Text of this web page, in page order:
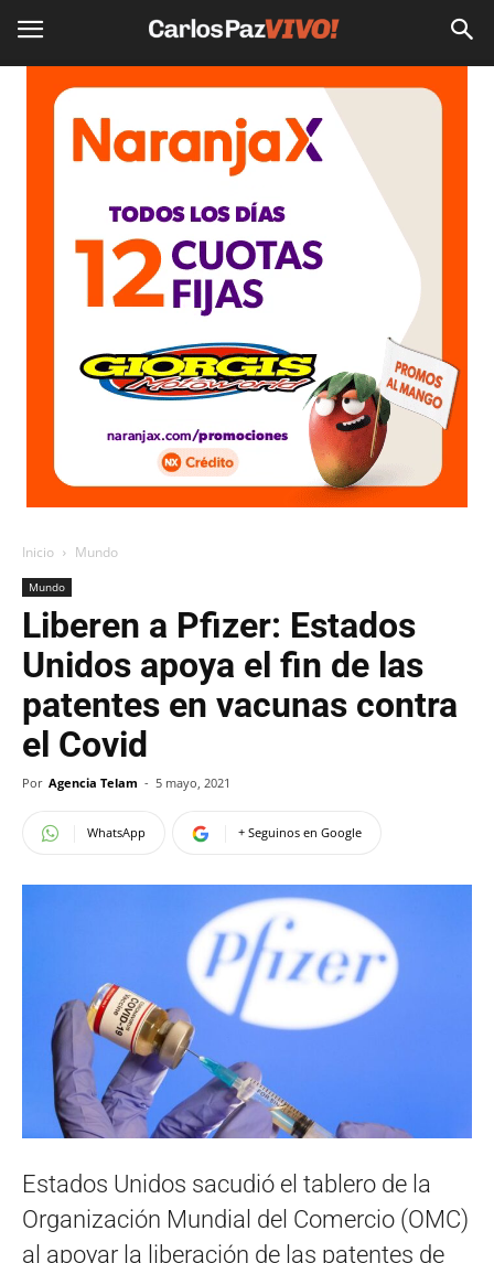
Inicio Mundo
Mundo
Liberen a Pfizer: Estados
Unidos apoya el fin de las
patentes en vacunas contra
el Covid
Por Agencia Telam - 5 mayo, 2021
WhatsApp + Seguinos en Google
Estados Unidos sacudió el tablero de la
Organización Mundial del Comercio (OMC)
al apoyar la liberación de las patentes de